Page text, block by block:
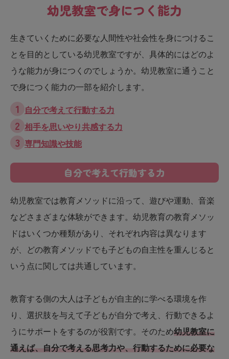
幼児教室で身につく能力
生きていくために必要な人間性や社会性を身につけるこ
とを目的としている幼児教室ですが、具体的にはどのよ
うな能力が身につくのでしょうか。幼児教室に通うこと
で身につく能力の一部を紹介します。
自分で考えて行動する力
相手を思いやり共感する力
専門知識や技能
自分で考えて行動する力
幼児教室では教育メソッドに沿って、遊びや運動、音楽
などさまざまな体験ができます。幼児教育の教育メソッ
ドはいくつか種類があり、それぞれ内容は異なります
が、どの教育メソッドでも子どもの自主性を重んじると
いう点に関しては共通しています。
教育する側の大人は子どもが自主的に学べる環境を作
り、選択肢を与えて子どもが自分で考え、行動できるよ
うにサポートをするのが役割です。そのため幼児教室に
通えば、自分で考える思考力や、行動するために必要な